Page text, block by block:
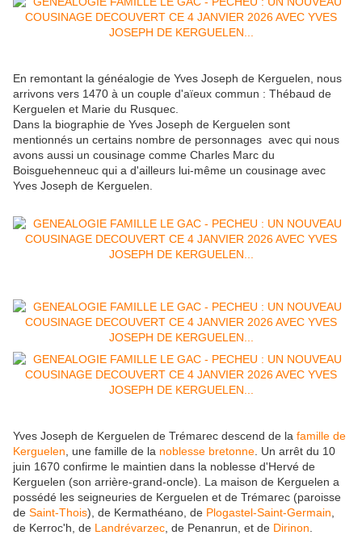
En remontant la généalogie de Yves Joseph de Kerguelen, nous
arrivons vers 1470 à un couple d'aïeux commun : Thébaud de
Kerguelen et Marie du Rusquec.
Dans la biographie de Yves Joseph de Kerguelen sont
mentionnés un certains nombre de personnages avec qui nous
avons aussi un cousinage comme Charles Marc du
Boisguehenneuc qui a d'ailleurs lui-même un cousinage avec
Yves Joseph de Kerguelen.
Yves Joseph de Kerguelen de Trémarec descend de la famille de
Kerguelen , une famille de la noblesse bretonne . Un arrêt du 10
juin 1670 confirme le maintien dans la noblesse d'Hervé de
Kerguelen (son arrière-grand-oncle). La maison de Kerguelen a
possédé les seigneuries de Kerguelen et de Trémarec (paroisse
de Saint-Thois), de Kermathéano, de Plogastel-Saint-Germain
de Kerroc'h, de Landrévarzec , de Penanrun, et de Dirinon